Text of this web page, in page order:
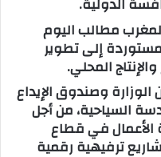
مطالب اليوم
إلى تطوير
المحلي.
وصندوق الإيداع
السياحية، من أجل
الأعمال في قطاع
ترفيهية رقمية